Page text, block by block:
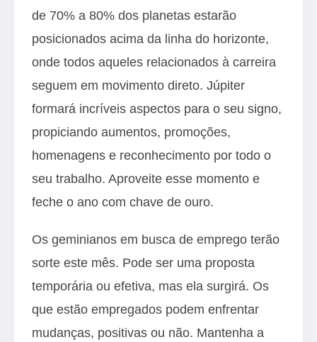
de 70% a 80% dos planetas estarão
posicionados acima da linha do horizonte,
onde todos aqueles relacionados à carreira
seguem em movimento direto. Júpiter
formará incríveis aspectos para o seu signo,
propiciando aumentos, promoções,
homenagens e reconhecimento por todo o
seu trabalho. Aproveite esse momento e
feche o ano com chave de ouro.
Os geminianos em busca de emprego terão
sorte este mês. Pode ser uma proposta
temporária ou efetiva, mas ela surgirá. Os
que estão empregados podem enfrentar
mudanças, positivas ou não. Mantenha a